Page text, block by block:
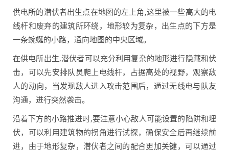
供电所的潜伏者出生点在地图的左上角,这里被一些高大的电
线杆和废弃的建筑所环绕，地形较为复杂，出生点的下方是
一条蜿蜒的小路，通向地图的中央区域。
在供电所出生,潜伏者可以充分利用复杂的地形进行隐藏和伏
击，可以先安排队员爬上电线杆，占据高处的视野，观察敌
人的动向，当发现敌人进入攻击范围后，通过无线电与队友
沟通，进行突然袭击。
沿着下方的小路推进时,要注意小心敌人可能设置的陷阱和埋
伏，可以利用建筑物的拐角进行试探，确保安全后再继续前
进，由于地形复杂，潜伏者之间的配合更加关键，可以通过